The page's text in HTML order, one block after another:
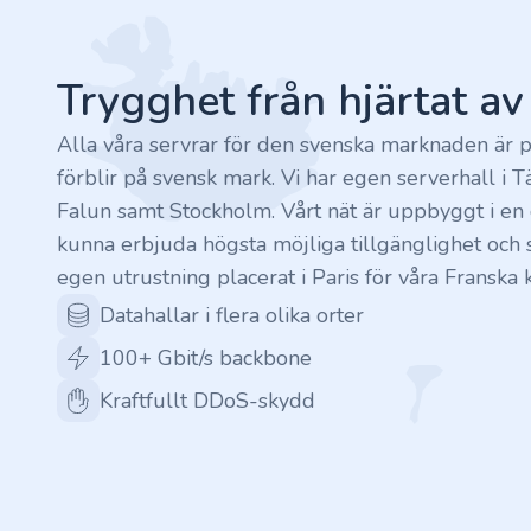
.shop
.tips
.cn
.re
Trygghet från hjärtat
Alla våra servrar för den svenska marknaden är
förblir på svensk mark. Vi har egen serverhall i
Falun samt Stockholm. Vårt nät är uppbyggt i
kunna erbjuda högsta möjliga tillgänglighet och
egen utrustning placerat i Paris för våra Franska
Datahallar i flera olika orter
100+ Gbit/s backbone
Kraftfullt DDoS-skydd